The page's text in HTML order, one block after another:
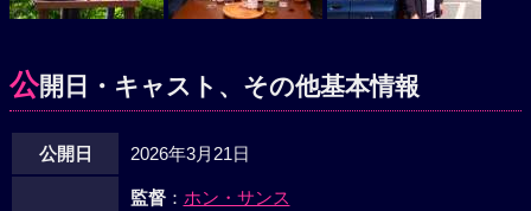
公開日・キャスト、その他基本情報
公開日 2026年3月21日
監督： ホン・サンス